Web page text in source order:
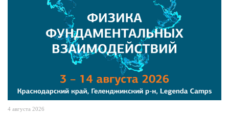
4 августа 2026